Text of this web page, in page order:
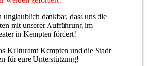
dankbar, dass uns die
mit unserer Aufführung im
in Kempten fördert!
Kulturamt Kempten und die Stadt
für eure Unterstützung!